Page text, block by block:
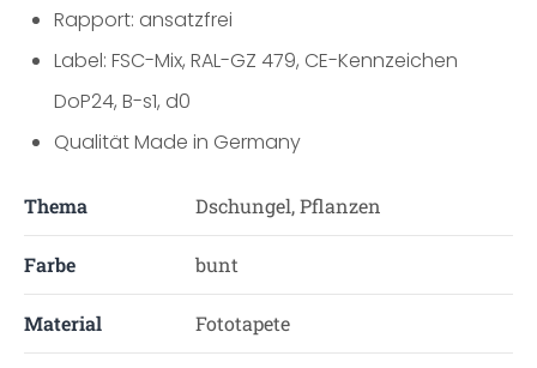
Rapport: ansatzfrei
Label: FSC-Mix, RAL-GZ 479, CE-Kennzeichen
DoP24, B-s1, d0
Qualität Made in Germany
Thema Dschungel, Pflanzen
Farbe bunt
Material Fototapete